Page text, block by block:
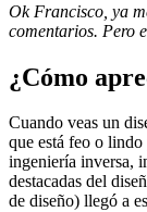
Ok Francisco, ya
comentarios. Pero
¿Cómo
Cuando veas un
que está feo o
ingeniería inversa,
destacadas del
de diseño) llegó a